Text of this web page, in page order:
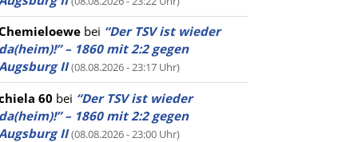
bei “Der TSV ist wieder
– 1860 mit 2:2 gegen
II (08.08.2026 - 23:17 Uhr)
60 bei “Der TSV ist wieder
– 1860 mit 2:2 gegen
II (08.08.2026 - 23:00 Uhr)